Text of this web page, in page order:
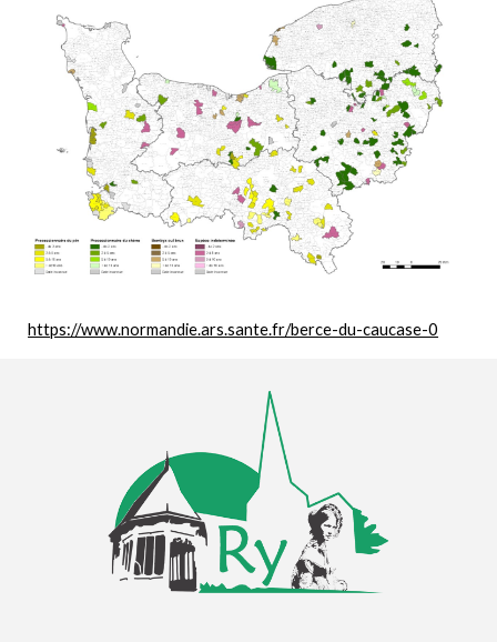
https://www.normandie.ars.sante.fr/berce-du-caucase-0